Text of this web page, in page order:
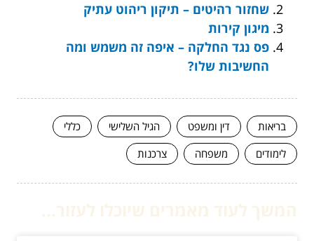
שחזור רהיטים – תיקון ריהוט עתיק
מיגון קירות
פס נגד החלקה – איפה זה משמש ומה
החשיבות שלו?
בריאות דין ומשפט הגיל השלישי
כללי
לימודים
משפחה צרכנות